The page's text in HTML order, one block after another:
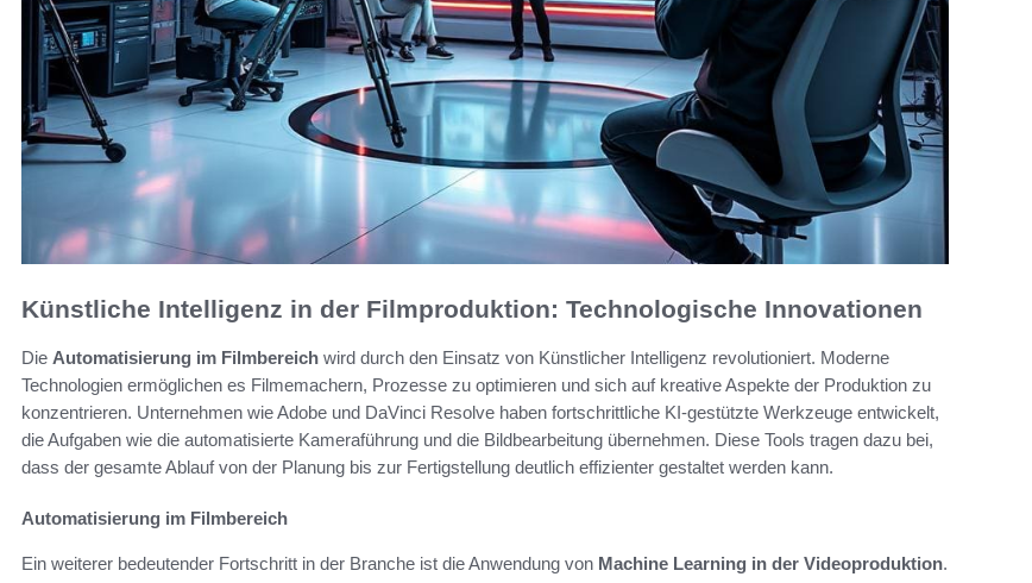
Künstliche Intelligenz in der Filmproduktion: Technologische Innovationen
Die Automatisierung im Filmbereich wird durch den Einsatz von Künstlicher Intelligenz revolutioniert. Moderne
Technologien ermöglichen es Filmemachern, Prozesse zu optimieren und sich auf kreative Aspekte der Produktion zu
konzentrieren. Unternehmen wie Adobe und DaVinci Resolve haben fortschrittliche KI-gestützte Werkzeuge entwickelt,
die Aufgaben wie die automatisierte Kameraführung und die Bildbearbeitung übernehmen. Diese Tools tragen dazu bei,
dass der gesamte Ablauf von der Planung bis zur Fertigstellung deutlich effizienter gestaltet werden kann.
Automatisierung im Filmbereich
Ein weiterer bedeutender Fortschritt in der Branche ist die Anwendung von Machine Learning in der Videoproduktion.